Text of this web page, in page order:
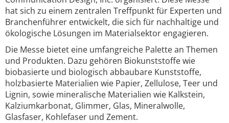
hat sich zu einem zentralen Treffpunkt für Experten und
Branchenführer entwickelt, die sich für nachhaltige und
ökologische Lösungen im Materialsektor engagieren.
Die Messe bietet eine umfangreiche Palette an Themen
und Produkten. Dazu gehören Biokunststoffe wie
biobasierte und biologisch abbaubare Kunststoffe,
holzbasierte Materialien wie Papier, Zellulose, Teer und
Lignin, sowie mineralische Materialien wie Kalkstein,
Kalziumkarbonat, Glimmer, Glas, Mineralwolle,
Glasfaser, Kohlefaser und Zement.